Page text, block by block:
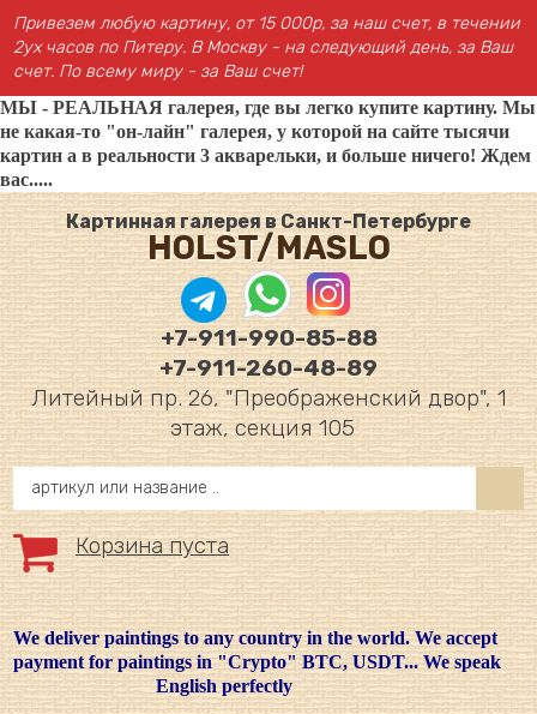
Привезем любую картину, от 15 000р, за наш счет, в течении
2ух часов по Питеру. В Москву - на следующий день, за Ваш
счет. По всему миру - за Ваш счет!
МЫ - РЕАЛЬНАЯ галерея, где вы легко купите картину. Мы
не какая-то "он-лайн" галерея, у которой на сайте тысячи
картин а в реальности 3 акварельки, и больше ничего! Ждем
вас.....
Картинная галерея в Санкт-Петербурге
HOLST/MASLO
+7-911-990-85-88
+7-911-260-48-89
Литейный пр. 26, "Преображенский двор", 1
этаж, секция 105
Корзина пуста
We deliver paintings to any country in the world. We accept
payment for paintings in "Crypto" BTC, USDT... We speak
English perfectly